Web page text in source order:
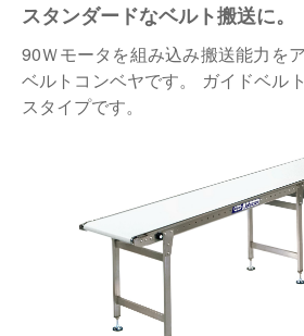
パレタイズ・デパレタイズシステム
バンニング・デバンニングシステ
事業紹介
沿革
オークラ育英財団
プライバシーポリシー
スタンダードなベルト搬送に。
90Ｗモータを組み込み搬送能力を
ベルトコンベヤです。 ガイドベル
スタイプです。